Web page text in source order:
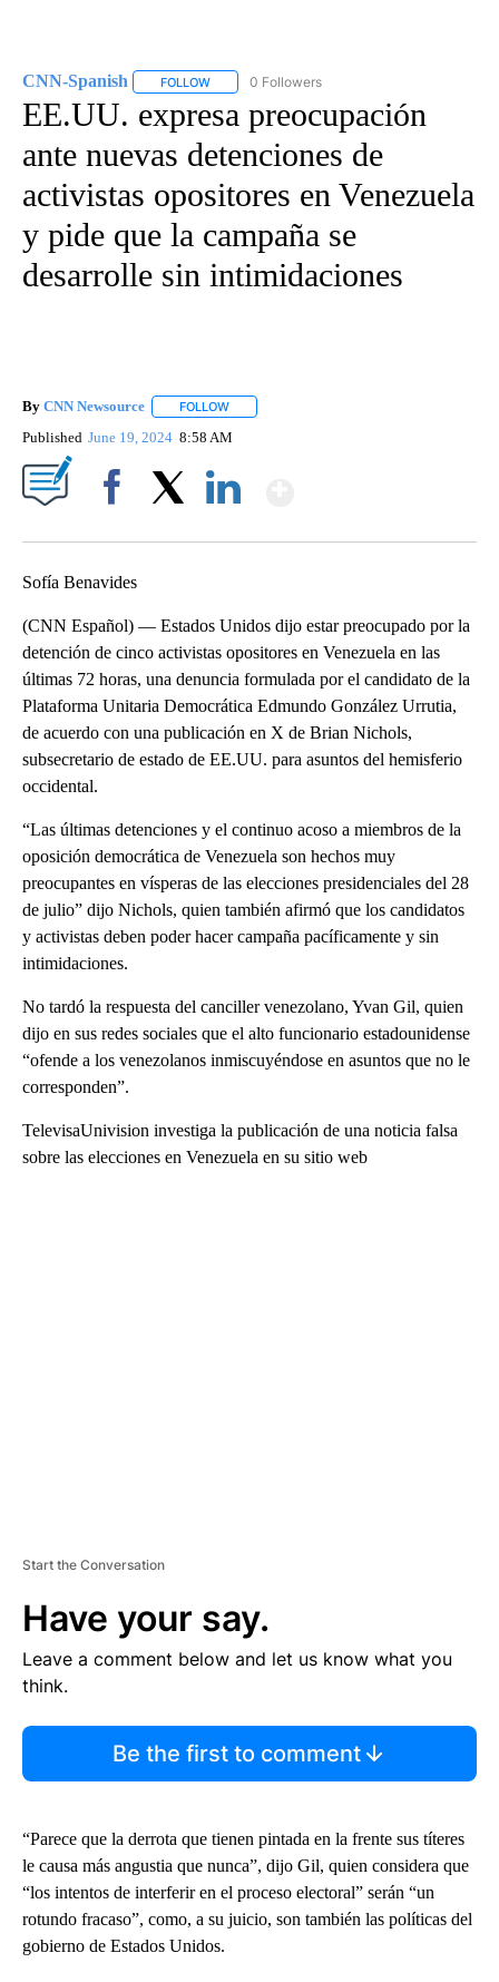
CNN-Spanish FOLLOW FOLLOW "CNN-SPANISH" TO RECEIVE
0 Followers
EE.UU. expresa preocupación
ante nuevas detenciones de
activistas opositores en Venezuela
y pide que la campaña se
desarrolle sin intimidaciones
By CNN Newsource FOLLOW
Published June 19, 2024 8:58 AM
Sofía Benavides
(CNN Español) — Estados Unidos dijo estar preocupado por la
detención de cinco activistas opositores en Venezuela en las
últimas 72 horas, una denuncia formulada por el candidato de la
Plataforma Unitaria Democrática Edmundo González Urrutia,
de acuerdo con una publicación en X de Brian Nichols,
subsecretario de estado de EE.UU. para asuntos del hemisferio
occidental.
“Las últimas detenciones y el continuo acoso a miembros de la
oposición democrática de Venezuela son hechos muy
preocupantes en vísperas de las elecciones presidenciales del 28
de julio” dijo Nichols, quien también afirmó que los candidatos
y activistas deben poder hacer campaña pacíficamente y sin
intimidaciones.
No tardó la respuesta del canciller venezolano, Yvan Gil, quien
dijo en sus redes sociales que el alto funcionario estadounidense
“ofende a los venezolanos inmiscuyéndose en asuntos que no le
corresponden”.
TelevisaUnivision investiga la publicación de una noticia falsa
sobre las elecciones en Venezuela en su sitio web
Start the Conversation
Have your say.
Leave a comment below and let us know what you
think.
Be the first to comment
“Parece que la derrota que tienen pintada en la frente sus títeres
le causa más angustia que nunca”, dijo Gil, quien considera que
“los intentos de interferir en el proceso electoral” serán “un
rotundo fracaso”, como, a su juicio, son también las políticas del
gobierno de Estados Unidos.